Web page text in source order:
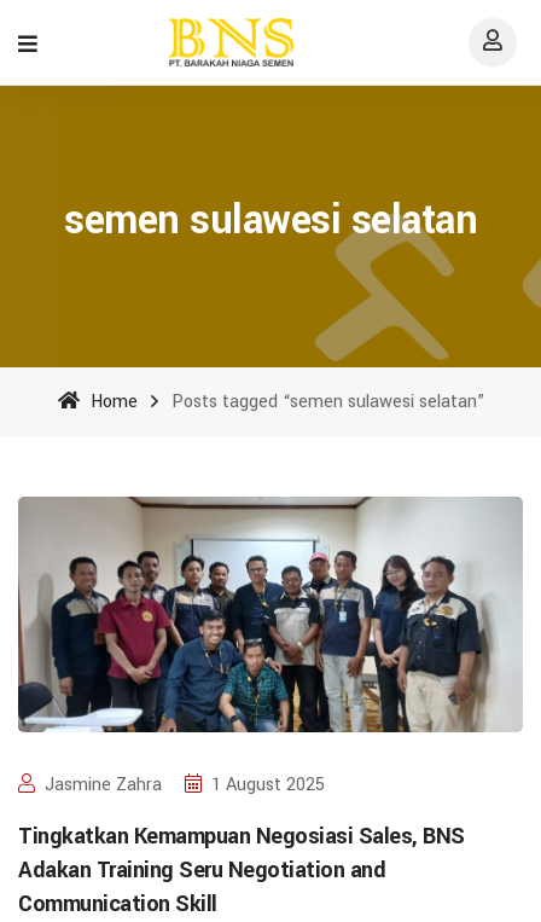
semen sulawesi selatan
Home Posts tagged “semen sulawesi selatan”
Jasmine Zahra 1 August 2025
Tingkatkan Kemampuan Negosiasi Sales, BNS
Adakan Training Seru Negotiation and
Communication Skill